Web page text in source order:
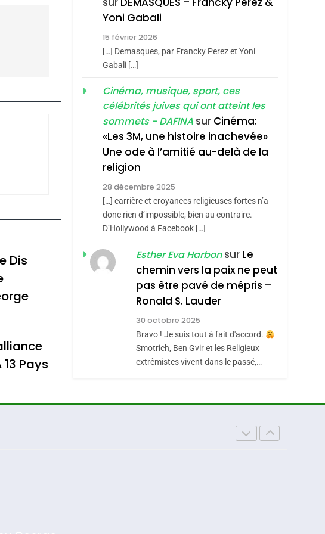
Dis
Pays
Nouvelle Chanson De
Boy George
ISRAÉL JUDAISME
Accords D’Isaac:
L’alliance Pourrait
S’étendre À 13 Pays
D’Amérique Latine
ISRAÉL JUDAISME
5
Meurtrière Selon Le
Rapport D’ADL
Contre
L’antisémitisme
FRANCE ISRAÉL
FIÈRE, DIGNE ET
RÉSILIENTE :
POURQUOI JE
REVENDIQUE MA
JUDAÏTE Par Thérèse
Zrihen-Dvir
ISRAÉL JUDAISME
CE QUI NOUS
MANQUE – Jacques
Hadida
JUDAISME
Maroc : Les Amandes
De Tadla Azilal
DAFINA MAROC
Yoni Gabali
15 février 2026
[…] Demasques, par Francky Perez et Yoni
Gabali […]
Cinéma, musique, sport, ces
célébrités juives qui ont atteint les
sommets - DAFINA sur Cinéma:
«Les 3M, une histoire inachevée»
Une ode à l’amitié au-delà de la
religion
28 décembre 2025
[…] carrière et croyances religieuses fortes n’a
donc rien d’impossible, bien au contraire.
D’Hollywood à Facebook […]
Esther Eva Harbonsur Le
chemin vers la paix ne peut
pas être pavé de mépris –
Ronald S. Lauder
30 octobre 2025
Bravo ! Je suis tout à fait d'accord.
Smotrich, Ben Gvir et les Religieux
extrêmistes vivent dans le passé,…
Produits Du